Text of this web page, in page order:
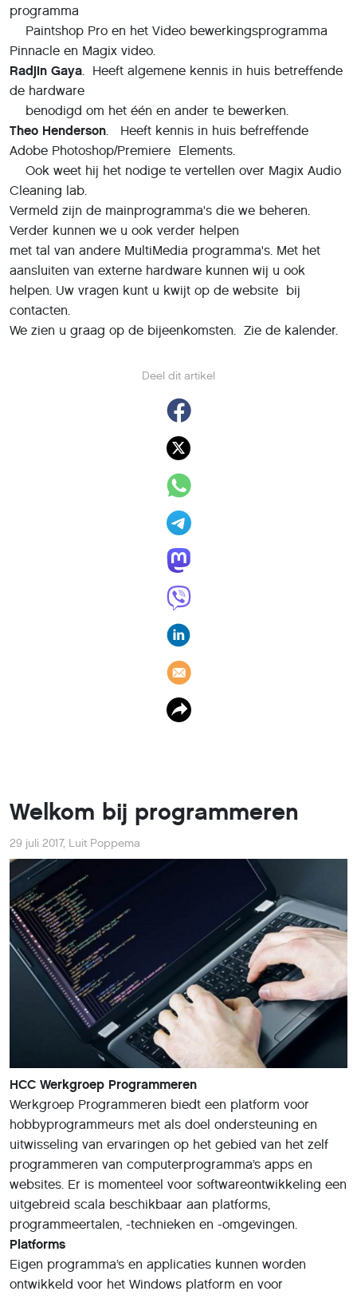
Deel dit artikel
programma
Paintshop Pro en het Video bewerkingsprogramma
Pinnacle en Magix video.
Radjin Gaya. Heeft algemene kennis in huis betreffende
de hardware
benodigd om het één en ander te bewerken.
Theo Henderson. Heeft kennis in huis befreffende
Adobe Photoshop/Premiere Elements.
Ook weet hij het nodige te vertellen over Magix Audio
Cleaning lab.
Vermeld zijn de mainprogramma's die we beheren.
Verder kunnen we u ook verder helpen
met tal van andere MultiMedia programma's. Met het
aansluiten van externe hardware kunnen wij u ook
helpen. Uw vragen kunt u kwijt op de website bij
contacten.
We zien u graag op de bijeenkomsten. Zie de kalender.
Welkom bij programmeren
29 juli 2017, Luit Poppema
HCC Werkgroep Programmeren
Werkgroep Programmeren biedt een platform voor
hobbyprogrammeurs met als doel ondersteuning en
uitwisseling van ervaringen op het gebied van het zelf
programmeren van computerprogramma’s apps en
websites. Er is momenteel voor softwareontwikkeling een
uitgebreid scala beschikbaar aan platforms,
programmeertalen, -technieken en -omgevingen.
Platforms
Eigen programma’s en applicaties kunnen worden
ontwikkeld voor het Windows platform en voor